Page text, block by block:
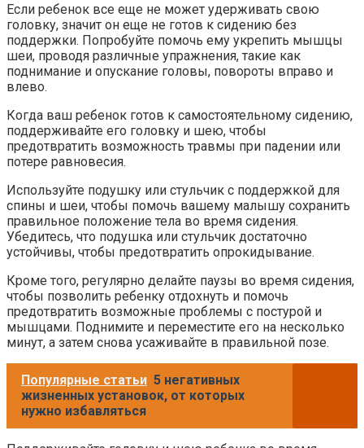
Если ребенок все еще не может удерживать свою
головку, значит он еще не готов к сидению без
поддержки. Попробуйте помочь ему укрепить мышцы
шеи, проводя различные упражнения, такие как
поднимание и опускание головы, повороты вправо и
влево.
Когда ваш ребенок готов к самостоятельному сидению,
поддерживайте его головку и шею, чтобы
предотвратить возможность травмы при падении или
потере равновесия.
Используйте подушку или стульчик с поддержкой для
спины и шеи, чтобы помочь вашему малышу сохранить
правильное положение тела во время сидения.
Убедитесь, что подушка или стульчик достаточно
устойчивы, чтобы предотвратить опрокидывание.
Кроме того, регулярно делайте паузы во время сидения,
чтобы позволить ребенку отдохнуть и помочь
предотвратить возможные проблемы с постурой и
мышцами. Поднимите и переместите его на несколько
минут, а затем снова усаживайте в правильной позе.
Популярные статьи 5 негативных
жизненных установок, от которых
нужно избавляться